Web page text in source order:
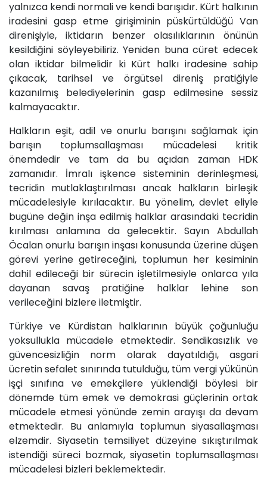
yalnızca kendi normali ve kendi barışıdır. Kürt halkının
iradesini gasp etme girişiminin püskürtüldüğü Van
direnişiyle, iktidarın benzer olasılıklarının önünün
kesildiğini söyleyebiliriz. Yeniden buna cüret edecek
olan iktidar bilmelidir ki Kürt halkı iradesine sahip
çıkacak, tarihsel ve örgütsel direniş pratiğiyle
kazanılmış belediyelerinin gasp edilmesine sessiz
kalmayacaktır.
Halkların eşit, adil ve onurlu barışını sağlamak için
barışın toplumsallaşması mücadelesi kritik
önemdedir ve tam da bu açıdan zaman HDK
zamanıdır. İmralı işkence sisteminin derinleşmesi,
tecridin mutlaklaştırılması ancak halkların birleşik
mücadelesiyle kırılacaktır. Bu yönelim, devlet eliyle
bugüne değin inşa edilmiş halklar arasındaki tecridin
kırılması anlamına da gelecektir. Sayın Abdullah
Öcalan onurlu barışın inşası konusunda üzerine düşen
görevi yerine getireceğini, toplumun her kesiminin
dahil edileceği bir sürecin işletilmesiyle onlarca yıla
dayanan savaş pratiğine halklar lehine son
verileceğini bizlere iletmiştir.
Türkiye ve Kürdistan halklarının büyük çoğunluğu
yoksullukla mücadele etmektedir. Sendikasızlık ve
güvencesizliğin norm olarak dayatıldığı, asgari
ücretin sefalet sınırında tutulduğu, tüm vergi yükünün
işçi sınıfına ve emekçilere yüklendiği böylesi bir
dönemde tüm emek ve demokrasi güçlerinin ortak
mücadele etmesi yönünde zemin arayışı da devam
etmektedir. Bu anlamıyla toplumun siyasallaşması
elzemdir. Siyasetin temsiliyet düzeyine sıkıştırılmak
istendiği süreci bozmak, siyasetin toplumsallaşması
mücadelesi bizleri beklemektedir.